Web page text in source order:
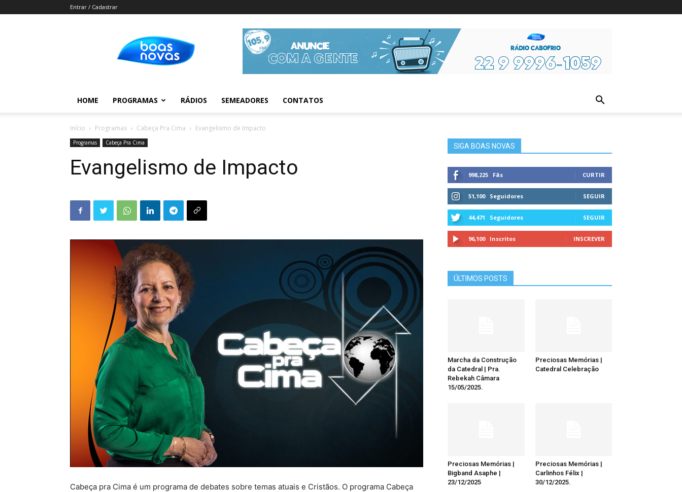
Entrar / Cadastrar
Novas
Informações da Figura
HOME PROGRAMAS RÁDIOS SEMEADORES CONTATOS
Início Programas Cabeça Pra Cima Evangelismo de Impacto
Programas Cabeça Pra Cima
Evangelismo de Impacto
Cabeça pra Cima é um programa de debates sobre temas atuais e Cristãos. O programa Cabeça
SIGA BOAS NOVAS
998,225 Fãs CURTIR
51,100 Seguidores SEGUIR
44,471 Seguidores SEGUIR
96,100 Inscritos INSCREVER
ÚLTIMOS POSTS
Marcha da Construção
da Catedral | Pra.
Rebekah Câmara
15/05/2025.
Preciosas Memórias |
Catedral Celebração
Preciosas Memórias |
Bigband Asaphe |
23/12/2025
Preciosas Memórias |
Carlinhos Félix |
30/12/2025.